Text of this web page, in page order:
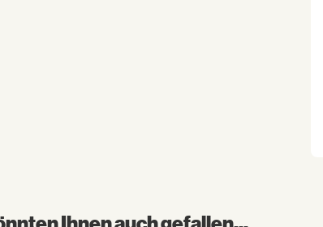
Ihnen auch gefallen...